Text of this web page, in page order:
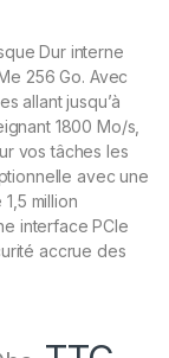
Dur interne
256 Go. Avec
allant jusqu’à
1800 Mo/s,
vos tâches les
avec une
million
interface PCIe
accrue des